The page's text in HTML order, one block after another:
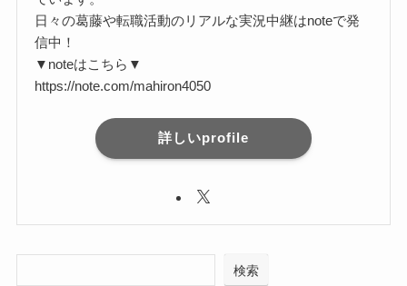
日々の葛藤や転職活動のリアルな実況中継はnoteで発
信中！
▼noteはこちら▼
https://note.com/mahiron4050
詳しいprofile
検索